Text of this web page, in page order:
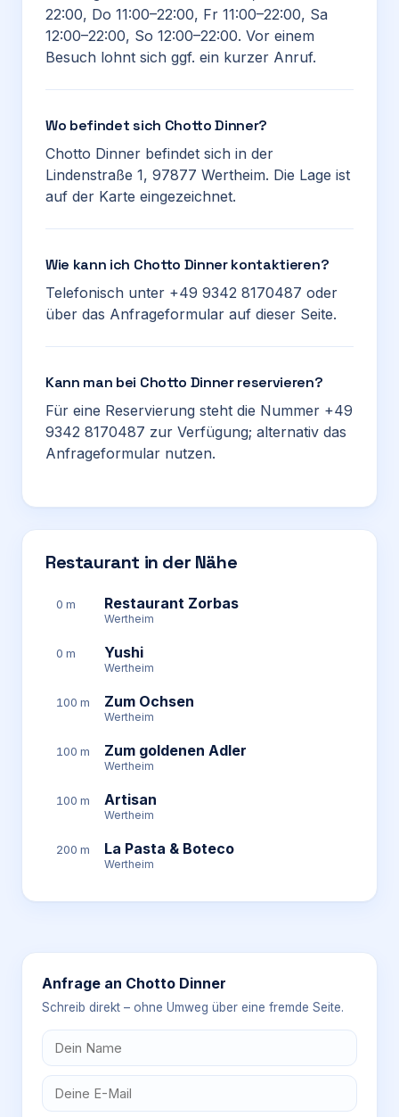
22:00, Do 11:00–22:00, Fr 11:00–22:00, Sa
12:00–22:00, So 12:00–22:00. Vor einem
Besuch lohnt sich ggf. ein kurzer Anruf.
Wo befindet sich Chotto Dinner?
Chotto Dinner befindet sich in der
Lindenstraße 1, 97877 Wertheim. Die Lage ist
auf der Karte eingezeichnet.
Wie kann ich Chotto Dinner kontaktieren?
Telefonisch unter +49 9342 8170487 oder
über das Anfrageformular auf dieser Seite.
Kann man bei Chotto Dinner reservieren?
Für eine Reservierung steht die Nummer +49
9342 8170487 zur Verfügung; alternativ das
Anfrageformular nutzen.
Restaurant in der Nähe
0 m Restaurant Zorbas
Wertheim
0 m Yushi
Wertheim
100 m Zum Ochsen
Wertheim
100 m Zum goldenen Adler
Wertheim
100 m Artisan
Wertheim
200 m La Pasta & Boteco
Wertheim
Anfrage an Chotto Dinner
Schreib direkt – ohne Umweg über eine fremde Seite.